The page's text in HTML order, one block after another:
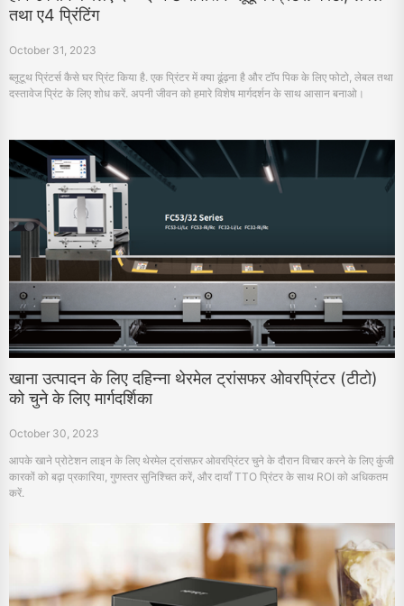
तथा ए4 प्रिंटिंग
October 31, 2023
ब्लूटूथ प्रिंटर्स कैसे घर प्रिंट किया है. एक प्रिंटर में क्या ढूंढ़ना है और टॉप पिक के लिए फोटो, लेबल तथा
दस्तावेज प्रिंट के लिए शोध करें. अपनी जीवन को हमारे विशेष मार्गदर्शन के साथ आसान बनाओ।
खाना उत्पादन के लिए दहिन्ना थेरमेल ट्रांसफर ओवरप्रिंटर (टीटो)
को चुने के लिए मार्गदर्शिका
October 30, 2023
आपके खाने प्रोटेशन लाइन के लिए थेरमेल ट्रांसफ़र ओवरप्रिंटर चुने के दौरान विचार करने के लिए कुंजी
कारकों को बढ़ा प्रकारिया, गुणस्तर सुनिश्चित करें, और दायाँ TTO प्रिंटर के साथ ROI को अधिकतम
करें.